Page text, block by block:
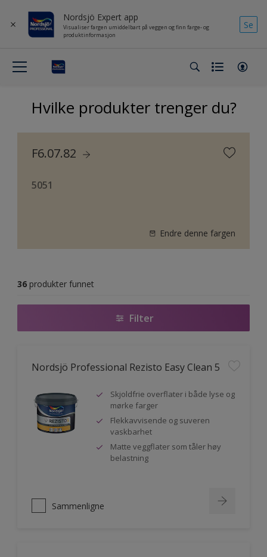
Nordsjö Expert app
Visualiser fargen umiddelbart på veggen og finn farge- og
produktinformasjon
Se
Hvilke produkter trenger du?
F6.07.82
5051
Endre denne fargen
36 produkter funnet
Filter
Nordsjö Professional Rezisto Easy Clean 5
Skjoldfrie overflater i både lyse og
mørke farger
Flekkavvisende og suveren
vaskbarhet
Matte veggflater som tåler høy
belastning
Sammenligne